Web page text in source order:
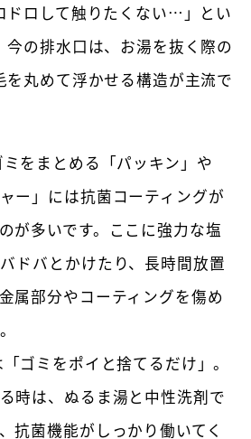
ドロして触りたくない…」とい
今の排水口は、お湯を抜く際の
を丸めて浮かせる構造が主流で
ミをまとめる「パッキン」や
ー」には抗菌コーティングが
が多いです。ここに強力な塩
ドバとかけたり、長時間放置
属部分やコーティングを傷め
ゴミをポイと捨てるだけ」。
時は、ぬるま湯と中性洗剤で
抗菌機能がしっかり働いてく